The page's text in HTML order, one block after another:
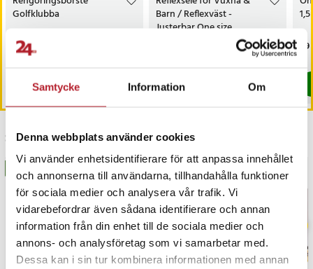
Samtycke Information Om
Denna webbplats använder cookies
Vi använder enhetsidentifierare för att anpassa innehållet
och annonserna till användarna, tillhandahålla funktioner
för sociala medier och analysera vår trafik. Vi
vidarebefordrar även sådana identifierare och annan
information från din enhet till de sociala medier och
annons- och analysföretag som vi samarbetar med.
Dessa kan i sin tur kombinera informationen med annan
Golfklubba
Pris:69 kr
69 kr
I lager, levereras inom 1-2 vardagar
Köp
Barn / Reflexväst -
Justerbar One size
I lager, levereras inom 1-2 vardagar
Senast besökta